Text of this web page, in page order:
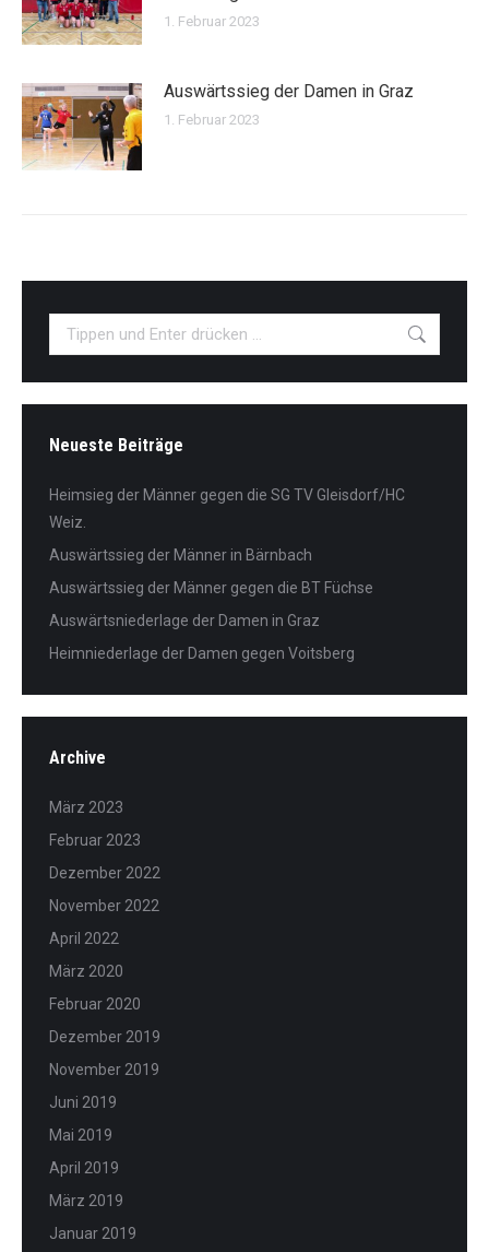
1. Februar 2023
Auswärtssieg der Damen in Graz
1. Februar 2023
Search:
Neueste Beiträge
Heimsieg der Männer gegen die SG TV Gleisdorf/HC
Weiz.
Auswärtssieg der Männer in Bärnbach
Auswärtssieg der Männer gegen die BT Füchse
Auswärtsniederlage der Damen in Graz
Heimniederlage der Damen gegen Voitsberg
Archive
März 2023
Februar 2023
Dezember 2022
November 2022
April 2022
März 2020
Februar 2020
Dezember 2019
November 2019
Juni 2019
Mai 2019
April 2019
März 2019
Januar 2019